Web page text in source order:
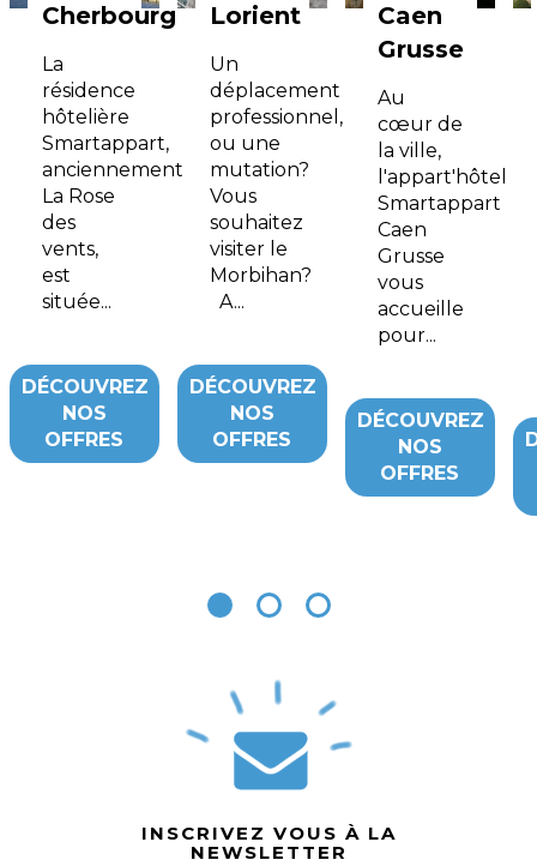
Cherbourg
La
résidence
hôtelière
Smartappart,
anciennement
La Rose
des
vents,
est
située...
DÉCOUVREZ
NOS
OFFRES
Lorient
Un
déplacement
professionnel,
ou une
mutation?
Vous
souhaitez
visiter le
Morbihan?
A...
DÉCOUVREZ
NOS
OFFRES
Caen
Grusse
Au
cœur de
la ville,
l'appart'hôtel
Smartappart
Caen
Grusse
vous
accueille
pour...
DÉCOUVREZ
NOS
OFFRES
INSCRIVEZ VOUS À LA
NEWSLETTER